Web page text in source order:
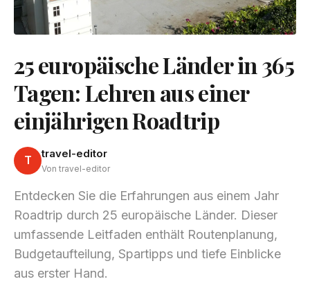
25 europäische Länder in 365
Tagen: Lehren aus einer
einjährigen Roadtrip
T travel-editor
Von travel-editor
Entdecken Sie die Erfahrungen aus einem Jahr
Roadtrip durch 25 europäische Länder. Dieser
umfassende Leitfaden enthält Routenplanung,
Budgetaufteilung, Spartipps und tiefe Einblicke
aus erster Hand.